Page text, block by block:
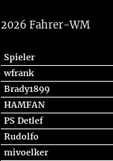
2026 Fahrer-WM
Spieler
wfrank
Brady1899
HAMFAN
PS Detlef
Rudolfo
mivoelker